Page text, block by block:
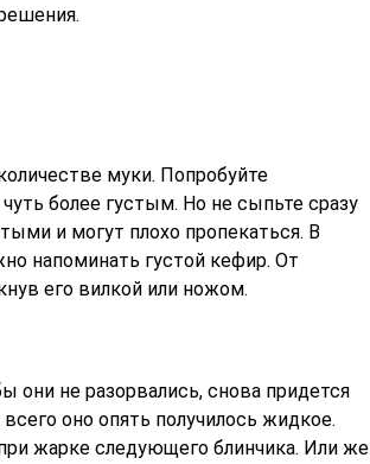
муки. Попробуйте
более густым. Но не сыпьте сразу
и могут плохо пропекаться. В
напоминать густой кефир. От
его вилкой или ножом.
они не разорвались, снова придется
оно опять получилось жидкое.
жарке следующего блинчика. Или же